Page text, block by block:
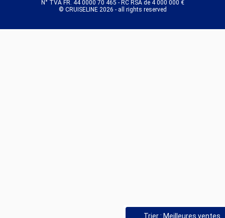
Trier : Meilleures ventes
N° TVA FR. 44 0000 70 465 - RC RSA de 4 000 000 €
© CRUISELINE 2026 - all rights reserved